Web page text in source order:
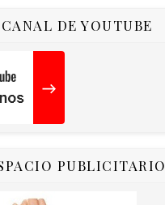
CANAL DE YOUTUBE
PUBLICITARIO